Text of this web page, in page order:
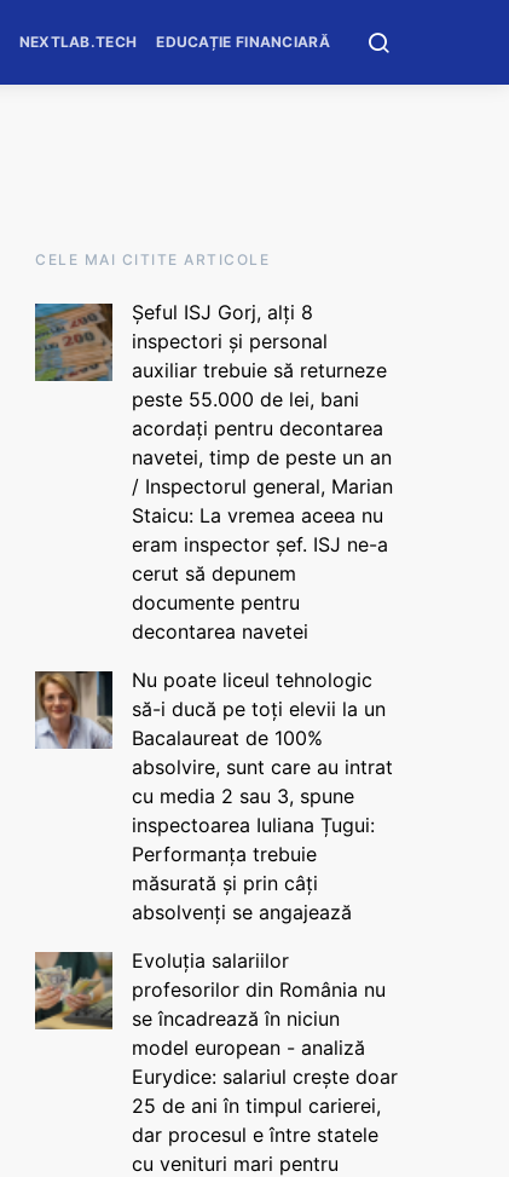
NEXTLAB.TECH EDUCAȚIE FINANCIARĂ
CELE MAI CITITE ARTICOLE
Șeful ISJ Gorj, alți 8
inspectori și personal
auxiliar trebuie să returneze
peste 55.000 de lei, bani
acordați pentru decontarea
navetei, timp de peste un an
/ Inspectorul general, Marian
Staicu: La vremea aceea nu
eram inspector șef. ISJ ne-a
cerut să depunem
documente pentru
decontarea navetei
Nu poate liceul tehnologic
să-i ducă pe toți elevii la un
Bacalaureat de 100%
absolvire, sunt care au intrat
cu media 2 sau 3, spune
inspectoarea Iuliana Țugui:
Performanța trebuie
măsurată și prin câți
absolvenți se angajează
Evoluția salariilor
profesorilor din România nu
se încadrează în niciun
model european - analiză
Eurydice: salariul crește doar
25 de ani în timpul carierei,
dar procesul e între statele
cu venituri mari pentru